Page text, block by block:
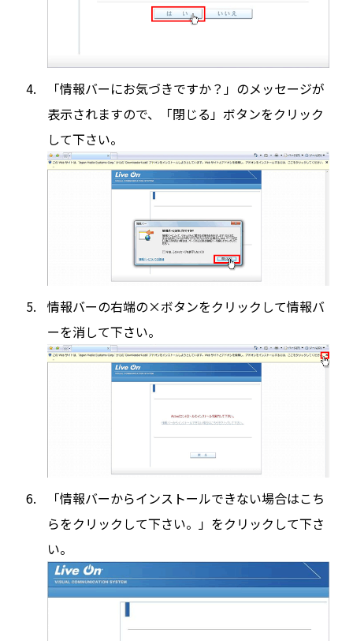
「情報バーにお気づきですか？」のメッセージが
表示されますので、「閉じる」ボタンをクリック
して下さい。
情報バーの右端の×ボタンをクリックして情報バ
ーを消して下さい。
「情報バーからインストールできない場合はこち
らをクリックして下さい。」をクリックして下さ
い。